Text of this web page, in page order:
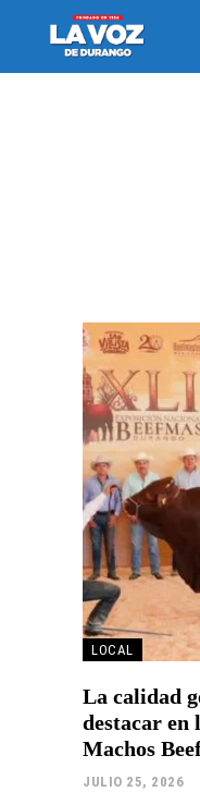
LOCAL
La calidad
destacar en
Machos
JULIO 25, 2026